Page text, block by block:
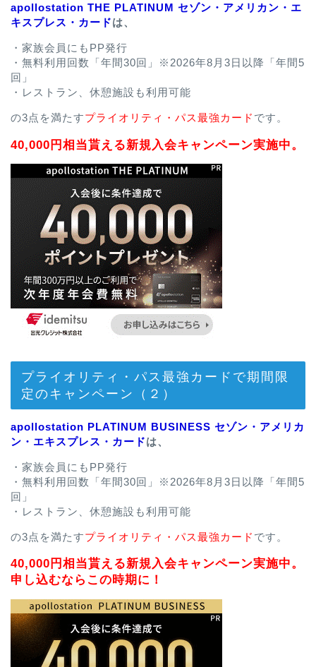
apollostation THE PLATINUM セゾン・アメリカン・エ
キスプレス・カードは、
・家族会員にもPP発行
・無料利用回数「年間30回」※2026年8月3日以降「年間5
回」
・レストラン、休憩施設も利用可能
の3点を満たすプライオリティ・パス最強カード です。
40,000円相当貰える新規入会キャンペーン実施中。
プライオリティ・パス最強カードで期間限
定のキャンペーン（２）
apollostation PLATINUM BUSINESS セゾン・アメリカ
ン・エキスプレス・カードは、
・家族会員にもPP発行
・無料利用回数「年間30回」※2026年8月3日以降「年間5
回」
・レストラン、休憩施設も利用可能
の3点を満たすプライオリティ・パス最強カード です。
40,000円相当貰える新規入会キャンペーン実施中。
申し込むならこの時期に！